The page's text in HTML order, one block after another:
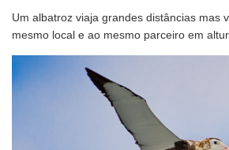
Um albatroz viaja grandes distâncias mas
mesmo local e ao mesmo parceiro em